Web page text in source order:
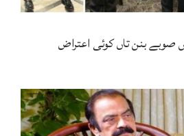
صوبے بنن تاں کوئی اعتراض